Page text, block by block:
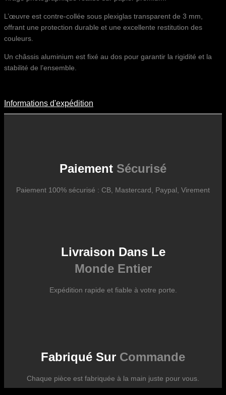
L’œuvre est contre-collée sous plexiglas transparent de 3 mm,
offrant une protection durable et une excellente restitution des
couleurs.
Un châssis aluminium est fixé au dos pour garantir la rigidité et la
stabilité de l’ensemble.
Informations D'expédition
des fluctuations tarifaires des transporteurs internationaux.
Informations d'expédition
Paiement Sécurisé
Paiement 100% sécurisé : CB, Mastercard, Paypal, Virement
Livraison Dans Le
Monde Entier
Expédition rapide et fiable à votre porte.
Fabriqué Sur Commande
Chaque pièce est fabriquée à la main juste pour vous.